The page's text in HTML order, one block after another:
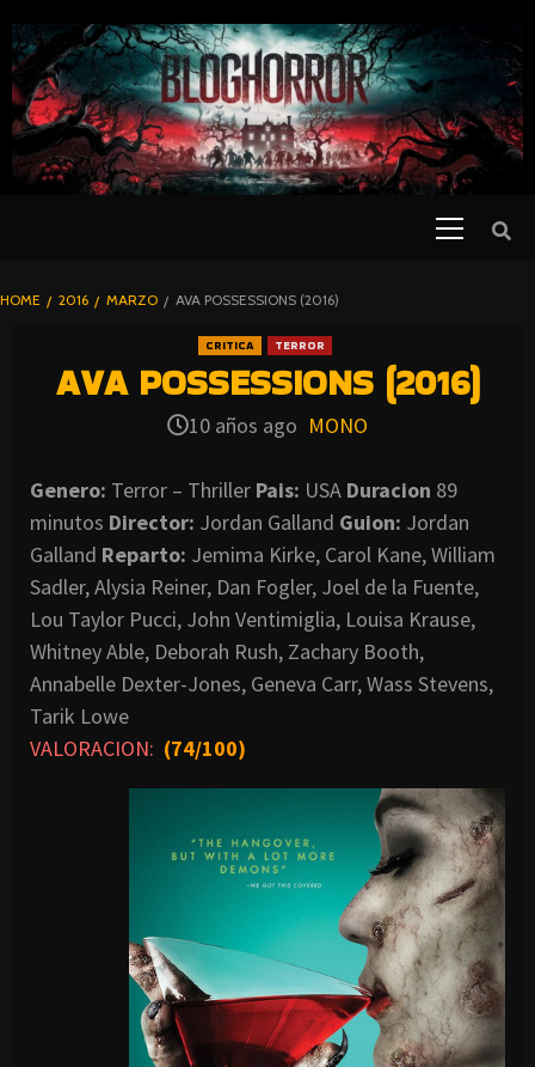
TO
CONTENT
BLOGHORROR
HOME 2016 MARZO AVA POSSESSIONS (2016)
CRITICA TERROR
AVA POSSESSIONS (2016)
10 años ago MONO
Genero: Terror – Thriller Pais: USA Duracion 89
minutos Director: Jordan Galland Guion: Jordan
Galland Reparto: Jemima Kirke, Carol Kane, William
Sadler, Alysia Reiner, Dan Fogler, Joel de la Fuente,
Lou Taylor Pucci, John Ventimiglia, Louisa Krause,
Whitney Able, Deborah Rush, Zachary Booth,
Annabelle Dexter-Jones, Geneva Carr, Wass Stevens,
Tarik Lowe
VALORACION: (74/100)